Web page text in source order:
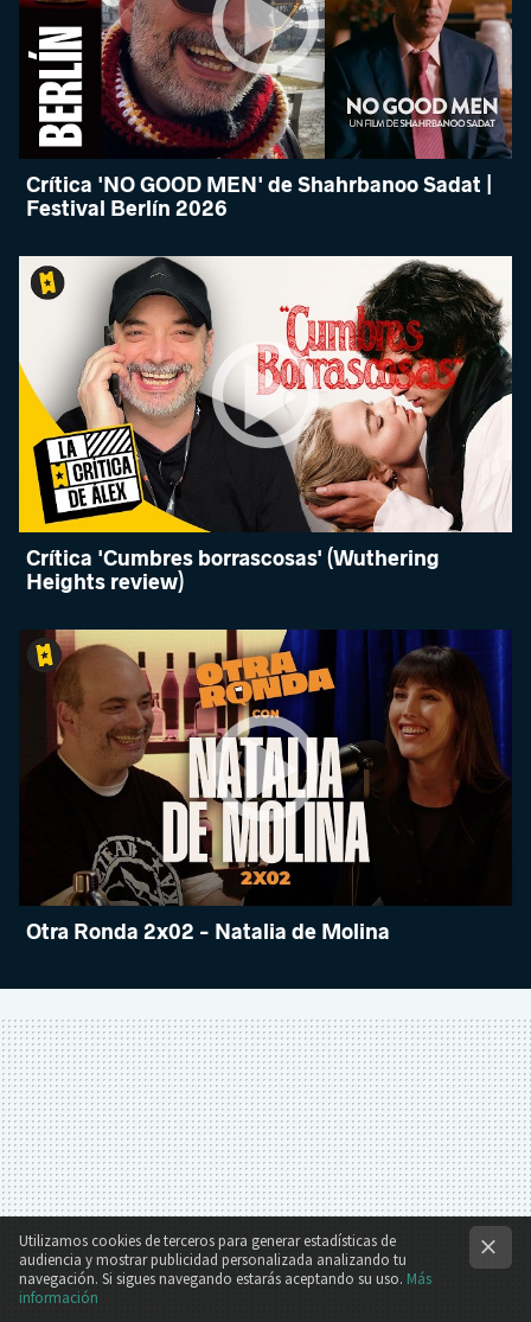
Crítica 'NO GOOD MEN' de Shahrbanoo Sadat |
Festival Berlín 2026
Crítica 'Cumbres borrascosas' (Wuthering
Heights review)
Otra Ronda 2x02 - Natalia de Molina
Utilizamos cookies de terceros para generar estadísticas de
audiencia y mostrar publicidad personalizada analizando tu
navegación. Si sigues navegando estarás aceptando su uso. Más
información